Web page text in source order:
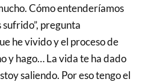
Cómo entenderíamos
pregunta
he vivido y el proceso de
y hago… La vida te ha dado
saliendo. Por eso tengo el